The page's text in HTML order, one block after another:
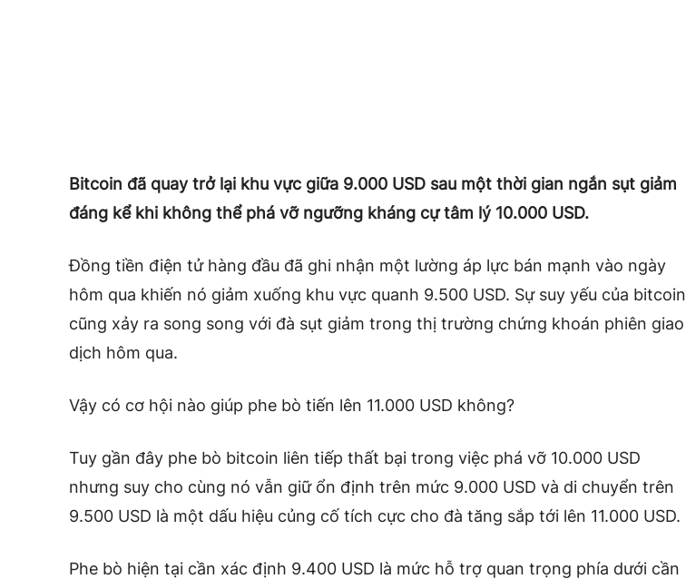
Bitcoin đã quay trở lại khu vực giữa 9.000 USD sau một thời gian ngắn sụt giảm
đáng kể khi không thể phá vỡ ngưỡng kháng cự tâm lý 10.000 USD.
Đồng tiền điện tử hàng đầu đã ghi nhận một lường áp lực bán mạnh vào ngày
hôm qua khiến nó giảm xuống khu vực quanh 9.500 USD. Sự suy yếu của bitcoin
cũng xảy ra song song với đà sụt giảm trong thị trường chứng khoán phiên giao
dịch hôm qua.
Vậy có cơ hội nào giúp phe bò tiến lên 11.000 USD không?
Tuy gần đây phe bò bitcoin liên tiếp thất bại trong việc phá vỡ 10.000 USD
nhưng suy cho cùng nó vẫn giữ ổn định trên mức 9.000 USD và di chuyển trên
9.500 USD là một dấu hiệu củng cố tích cực cho đà tăng sắp tới lên 11.000 USD.
Phe bò hiện tại cần xác định 9.400 USD là mức hỗ trợ quan trọng phía dưới cần